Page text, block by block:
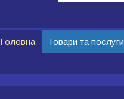
Головна Товари та послуги